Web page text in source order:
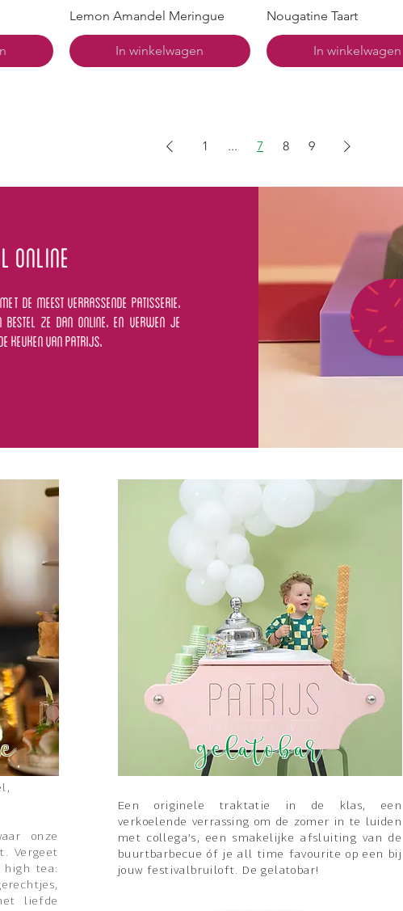
Lemon Amandel Meringue
In winkelwagen
Nougatine Taart
In winkelwagen
1 ... 7 8 9
ONLINE
DE MEEST VERRASSENDE patisserie.
ZE DAN ONLINE. EN VERWEN JE
KEUKEN VAN PATRIJS.
onze
Vergeet
high tea:
liefde
gelatobar
Een originele traktatie in de klas, een
verkoelende verrassing om de zomer in te luiden
met collega’s, een smakelijke afsluiting van de
buurtbarbecue óf je all time favourite op een bij
jouw festivalbruiloft. De gelatobar!